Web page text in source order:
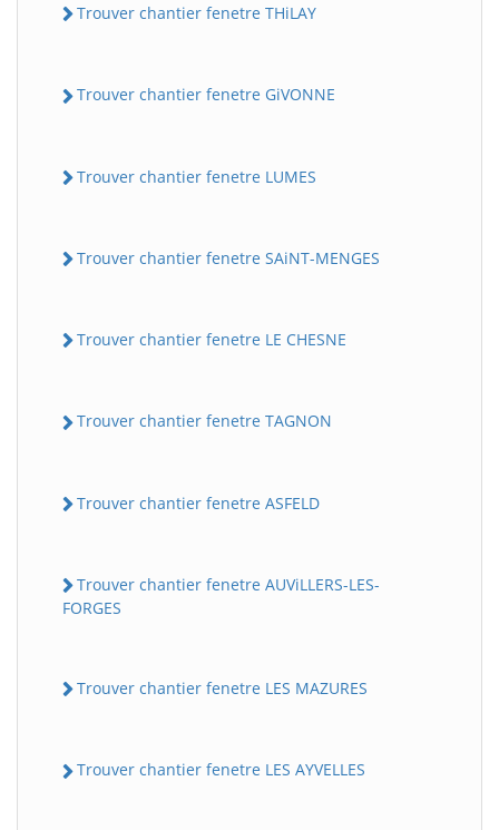
Trouver chantier fenetre THiLAY
Trouver chantier fenetre GiVONNE
Trouver chantier fenetre LUMES
Trouver chantier fenetre SAiNT-MENGES
Trouver chantier fenetre LE CHESNE
Trouver chantier fenetre TAGNON
Trouver chantier fenetre ASFELD
Trouver chantier fenetre AUViLLERS-LES-
FORGES
Trouver chantier fenetre LES MAZURES
Trouver chantier fenetre LES AYVELLES